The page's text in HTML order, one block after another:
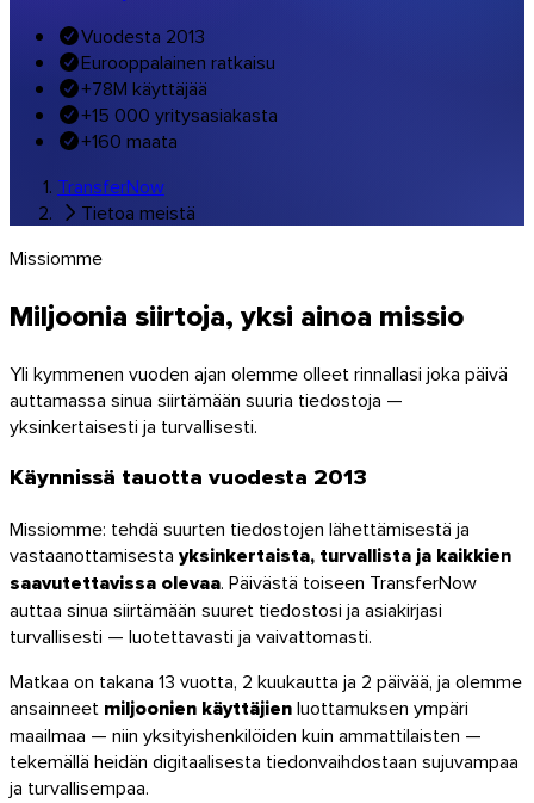
Kaikki toimialaratkaisut
Brändätyt siirrot
Ohjelmistot
Windows
Vuodesta 2013
Eurooppalainen ratkaisu
+78M käyttäjää
+15 000 yritysasiakasta
+160 maata
TransferNow
Tietoa meistä
Missiomme
Miljoonia siirtoja, yksi ainoa missio
Yli kymmenen vuoden ajan olemme olleet rinnallasi joka päivä
auttamassa sinua siirtämään suuria tiedostoja —
yksinkertaisesti ja turvallisesti.
Käynnissä tauotta vuodesta 2013
Missiomme: tehdä suurten tiedostojen lähettämisestä ja
vastaanottamisesta yksinkertaista, turvallista ja kaikkien
saavutettavissa olevaa. Päivästä toiseen TransferNow
auttaa sinua siirtämään suuret tiedostosi ja asiakirjasi
turvallisesti — luotettavasti ja vaivattomasti.
Matkaa on takana 13 vuotta, 2 kuukautta ja 2 päivää, ja olemme
ansainneet miljoonien käyttäjienluottamuksen ympäri
maailmaa — niin yksityishenkilöiden kuin ammattilaisten —
tekemällä heidän digitaalisesta tiedonvaihdostaan sujuvampaa
ja turvallisempaa.